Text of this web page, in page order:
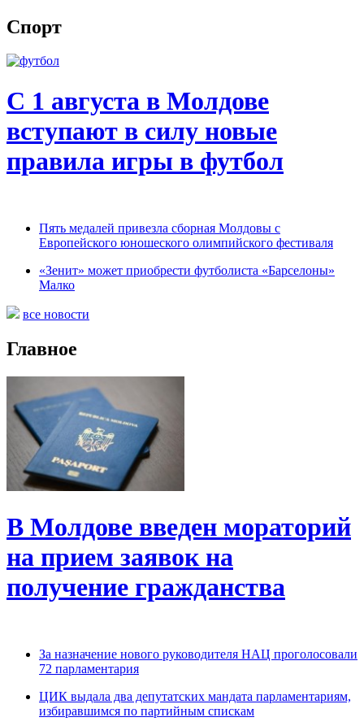
Спорт
С 1 августа в Молдове
вступают в силу новые
правила игры в футбол
Пять медалей привезла сборная Молдовы с
Европейского юношеского олимпийского фестиваля
«Зенит» может приобрести футболиста «Барселоны»
Малко
все новости
Главное
В Молдове введен мораторий
на прием заявок на
получение гражданства
За назначение нового руководителя НАЦ проголосовали
72 парламентария
ЦИК выдала два депутатских мандата парламентариям,
избиравшимся по партийным спискам